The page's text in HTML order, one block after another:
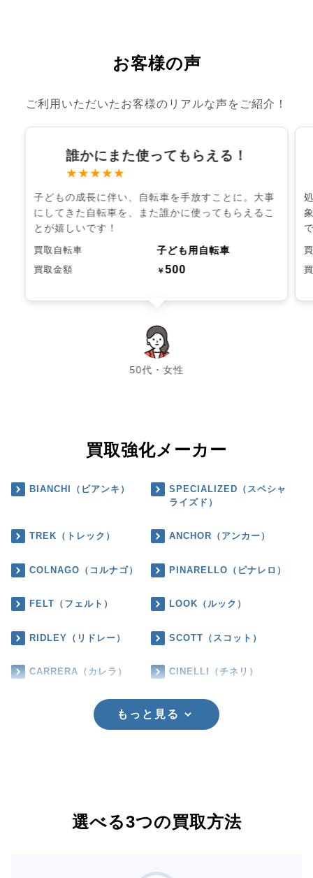
お客様の声
ご利用いただいたお客様のリアルな声をご紹介！
誰かにまた使ってもらえる！
★★★★★
子どもの成長に伴い、自転車を手放すことに。大事
にしてきた自転車を、また誰かに使ってもらえるこ
とが嬉しいです！
買取自転車 子ども用自転車
買取金額 ￥500
50代・女性
chevron_left chevron_right
買取強化メーカー
BIANCHI（ビアンキ）
SPECIALIZED（スペシャ
ライズド）
TREK（トレック） ANCHOR（アンカー）
COLNAGO（コルナゴ） PINARELLO（ピナレロ）
FELT（フェルト） LOOK（ルック）
RIDLEY（リドレー） SCOTT（スコット）
CARRERA（カレラ） CINELLI（チネリ）
もっと見る
選べる3つの買取方法